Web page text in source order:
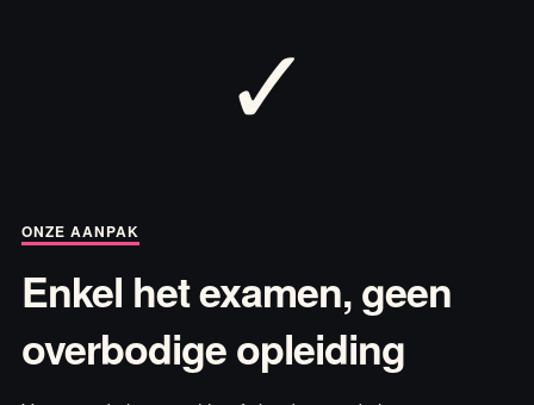
✓
ONZE AANPAK
Enkel het examen, geen
overbodige opleiding